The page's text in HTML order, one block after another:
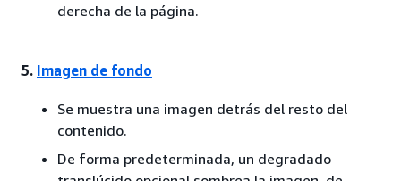
derecha de la página.
5. Imagen de fondo
Se muestra una imagen detrás del resto del
contenido.
De forma predeterminada, un degradado